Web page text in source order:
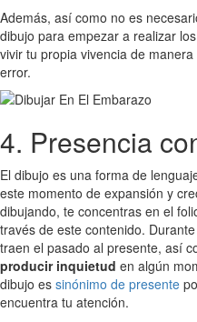
Además, así como no es
dibujo para empezar a realizar
vivir tu propia vivencia de
error.
4. Presencia
El dibujo es una forma de
este momento de expansión y
dibujando, te concentras en el
través de este contenido.
traen el pasado al presente, así
producir inquietud en algún
dibujo es sinónimo de presente
encuentra tu atención.